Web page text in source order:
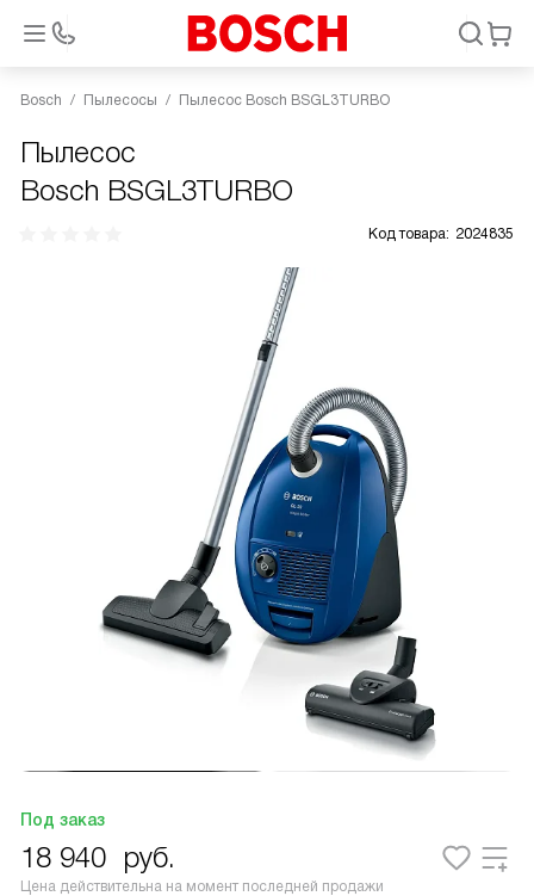
Bosch Пылесосы Пылесос Bosch BSGL3TURBO
Пылесос
Bosch BSGL3TURBO
Код товара: 2024835
Под заказ
18 940 руб.
Цена действительна на момент последней продажи